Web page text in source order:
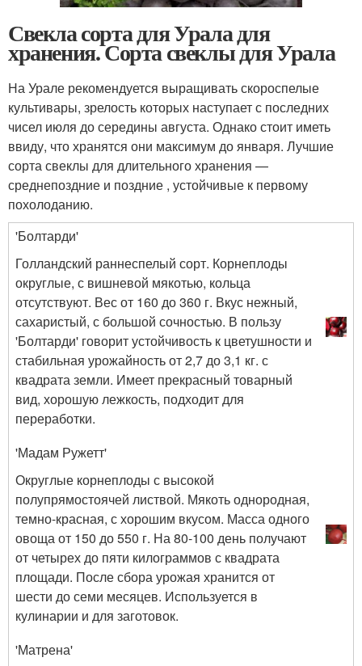
Свекла сорта для Урала для
хранения. Сорта свеклы для Урала
На Урале рекомендуется выращивать скороспелые
культивары, зрелость которых наступает с последних
чисел июля до середины августа. Однако стоит иметь
ввиду, что хранятся они максимум до января. Лучшие
сорта свеклы для длительного хранения —
среднепоздние и поздние , устойчивые к первому
похолоданию.
'Болтарди'
Голландский раннеспелый сорт. Корнеплоды
округлые, с вишневой мякотью, кольца
отсутствуют. Вес от 160 до 360 г. Вкус нежный,
сахаристый, с большой сочностью. В пользу
'Болтарди' говорит устойчивость к цветушности и
стабильная урожайность от 2,7 до 3,1 кг. с
квадрата земли. Имеет прекрасный товарный
вид, хорошую лежкость, подходит для
переработки.
'Мадам Ружетт'
Округлые корнеплоды с высокой
полупрямостоячей листвой. Мякоть однородная,
темно-красная, с хорошим вкусом. Масса одного
овоща от 150 до 550 г. На 80-100 день получают
от четырех до пяти килограммов с квадрата
площади. После сбора урожая хранится от
шести до семи месяцев. Используется в
кулинарии и для заготовок.
'Матрена'